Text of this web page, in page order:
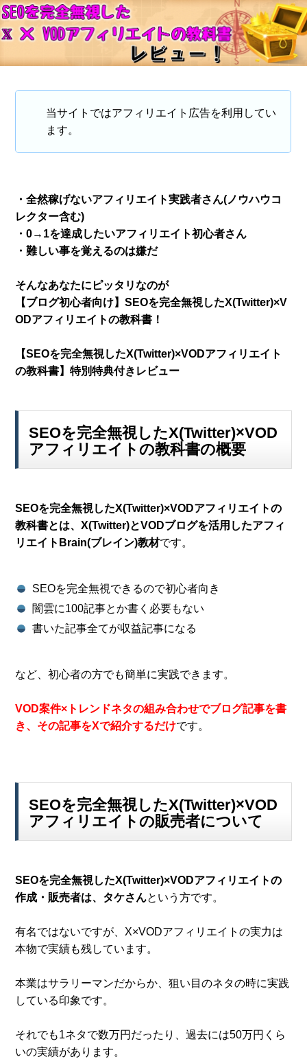
当サイトではアフィリエイト広告を利用してい
ます。
・全然稼げないアフィリエイト実践者さん(ノウハウコ
レクター含む)
・0→1を達成したいアフィリエイト初心者さん
・難しい事を覚えるのは嫌だ
そんなあなたにピッタリなのが
【ブログ初心者向け】SEOを完全無視したX(Twitter)×V
ODアフィリエイトの教科書！
【SEOを完全無視したX(Twitter)×VODアフィリエイト
の教科書】特別特典付きレビュー
SEOを完全無視したX(Twitter)×VOD
アフィリエイトの教科書の概要
SEOを完全無視したX(Twitter)×VODアフィリエイトの
教科書とは、X(Twitter)とVODブログを活用したアフィ
リエイトBrain(ブレイン)教材です。
SEOを完全無視できるので初心者向き
闇雲に100記事とか書く必要もない
書いた記事全てが収益記事になる
など、初心者の方でも簡単に実践できます。
VOD案件×トレンドネタの組み合わせでブログ記事を書
き、その記事をXで紹介するだけです。
SEOを完全無視したX(Twitter)×VOD
アフィリエイトの販売者について
SEOを完全無視したX(Twitter)×VODアフィリエイトの
作成・販売者は、タケさんという方です。
有名ではないですが、X×VODアフィリエイトの実力は
本物で実績も残しています。
本業はサラリーマンだからか、狙い目のネタの時に実践
している印象です。
それでも1ネタで数万円だったり、過去には50万円くら
いの実績があります。